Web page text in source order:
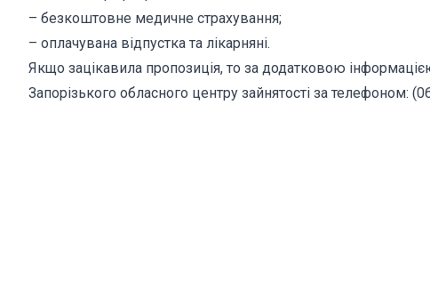
– безкоштовне медичне страхування;
– оплачувана відпустка та лікарняні.
Якщо зацікавила пропозиція, то за додатковою
Запорізького обласного центру зайнятості за телефоном: